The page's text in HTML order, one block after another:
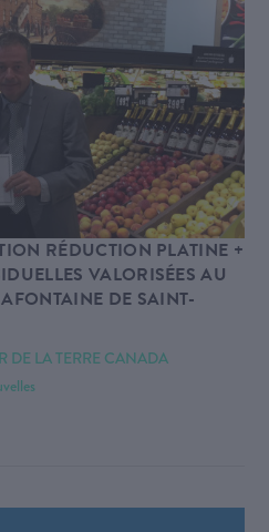
RÉDUCTION PLATINE +
VALORISÉES AU
DE SAINT-
DE LA TERRE CANADA